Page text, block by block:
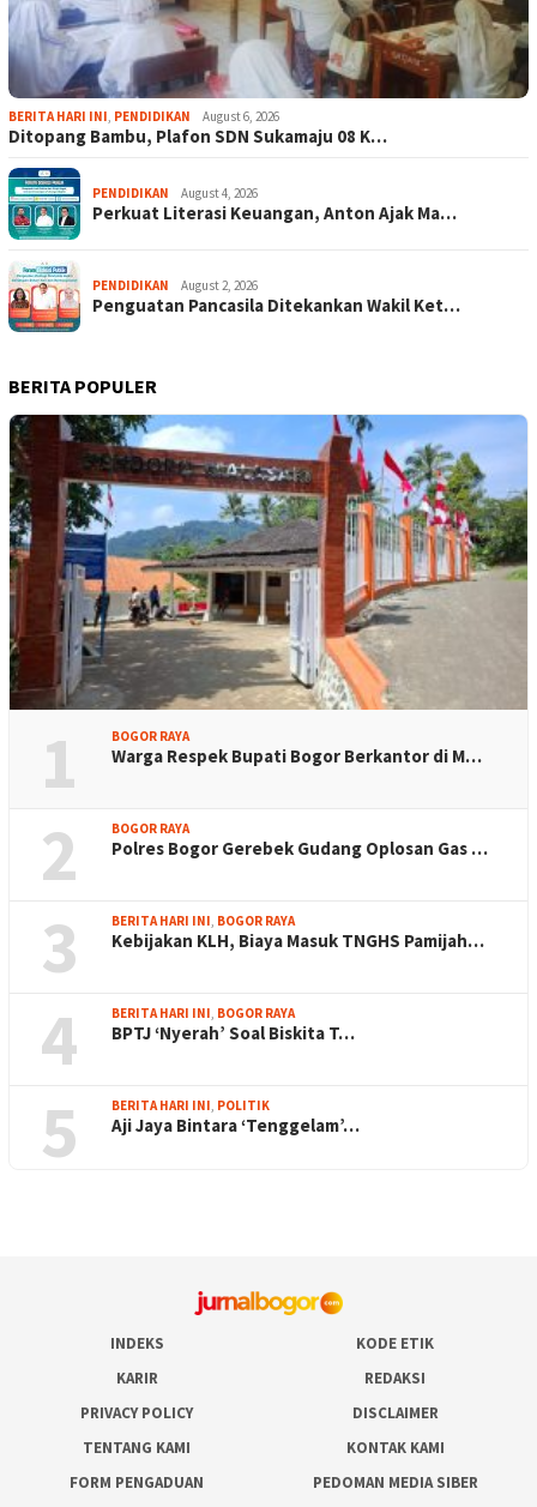
BERITA HARI INI, PENDIDIKAN August 6, 2026
Ditopang Bambu, Plafon SDN Sukamaju 08 K…
PENDIDIKAN August 4, 2026
Perkuat Literasi Keuangan, Anton Ajak Ma…
PENDIDIKAN August 2, 2026
Penguatan Pancasila Ditekankan Wakil Ket…
BERITA POPULER
1 BOGOR RAYA
Warga Respek Bupati Bogor Berkantor di M…
2 BOGOR RAYA
Polres Bogor Gerebek Gudang Oplosan Gas …
3 BERITA HARI INI, BOGOR RAYA
Kebijakan KLH, Biaya Masuk TNGHS Pamijah…
4 BERITA HARI INI, BOGOR RAYA
BPTJ ‘Nyerah’ Soal Biskita T…
5 BERITA HARI INI, POLITIK
Aji Jaya Bintara ‘Tenggelam’…
INDEKS
KODE ETIK
KARIR
REDAKSI
PRIVACY POLICY
DISCLAIMER
TENTANG KAMI
KONTAK KAMI
FORM PENGADUAN
PEDOMAN MEDIA SIBER